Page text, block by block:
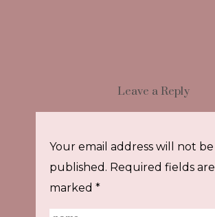
Leave a Reply
Your email address will not be
published. Required fields are
marked *